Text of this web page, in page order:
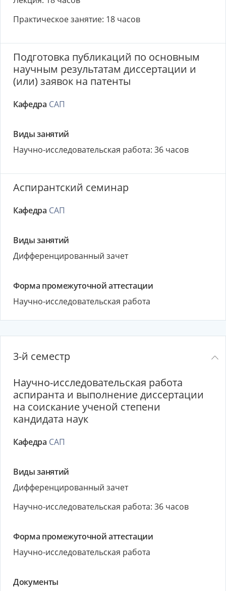
Практическое занятие: 18 часов
Подготовка публикаций по основным
научным результатам диссертации и
(или) заявок на патенты
Кафедра САП
Виды занятий
Научно-исследовательская работа: 36 часов
Аспирантский семинар
Кафедра САП
Виды занятий
Дифференцированный зачет
Форма промежуточной аттестации
Научно-исследовательская работа
3-й семестр
Научно-исследовательская работа
аспиранта и выполнение диссертации
на соискание ученой степени
кандидата наук
Кафедра САП
Виды занятий
Дифференцированный зачет
Научно-исследовательская работа: 36 часов
Форма промежуточной аттестации
Научно-исследовательская работа
Документы